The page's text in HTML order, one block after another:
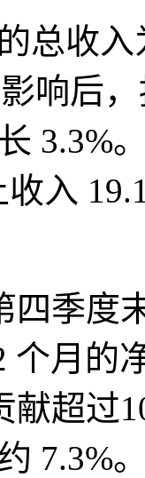
总收
响后
3.3%
入
四季度
个月的
献超过
7.3%